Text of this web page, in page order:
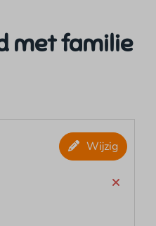
met familie
Wijzig